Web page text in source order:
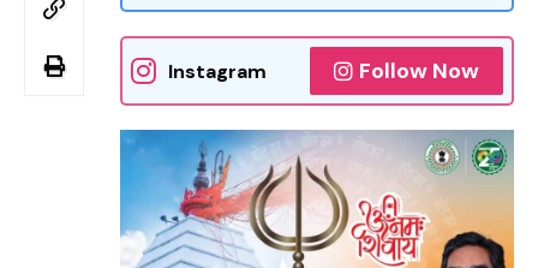
Instagram Follow Now